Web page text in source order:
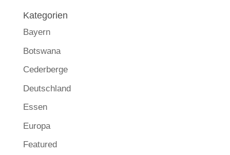
Kategorien
Bayern
Botswana
Cederberge
Deutschland
Essen
Europa
Featured